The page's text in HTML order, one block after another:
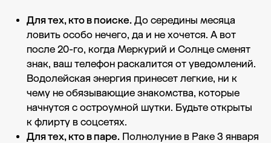
Для тех, кто в поиске. До середины месяца
ловить особо нечего, да и не хочется. А вот
после 20-го, когда Меркурий и Солнце сменят
знак, ваш телефон раскалится от уведомлений.
Водолейская энергия принесет легкие, ни к
чему не обязывающие знакомства, которые
начнутся с остроумной шутки. Будьте открыты
к флирту в соцсетях.
Для тех, кто в паре. Полнолуние в Раке 3 января